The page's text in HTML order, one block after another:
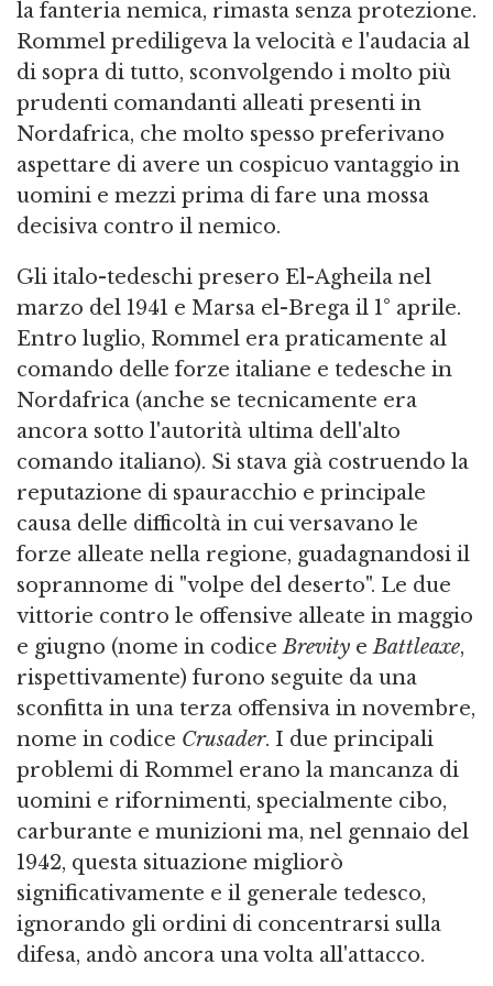
la fanteria nemica, rimasta senza protezione.
Rommel prediligeva la velocità e l'audacia al
di sopra di tutto, sconvolgendo i molto più
prudenti comandanti alleati presenti in
Nordafrica, che molto spesso preferivano
aspettare di avere un cospicuo vantaggio in
uomini e mezzi prima di fare una mossa
decisiva contro il nemico.
Gli italo-tedeschi presero El-Agheila nel
marzo del 1941 e Marsa el-Brega il 1° aprile.
Entro luglio, Rommel era praticamente al
comando delle forze italiane e tedesche in
Nordafrica (anche se tecnicamente era
ancora sotto l'autorità ultima dell'alto
comando italiano). Si stava già costruendo la
reputazione di spauracchio e principale
causa delle difficoltà in cui versavano le
forze alleate nella regione, guadagnandosi il
soprannome di "volpe del deserto". Le due
vittorie contro le offensive alleate in maggio
e giugno (nome in codiceBrevity eBattleaxe,
rispettivamente) furono seguite da una
sconfitta in una terza offensiva in novembre,
nome in codice Crusader. I due principali
problemi di Rommel erano la mancanza di
uomini e rifornimenti, specialmente cibo,
carburante e munizioni ma, nel gennaio del
1942, questa situazione migliorò
significativamente e il generale tedesco,
ignorando gli ordini di concentrarsi sulla
difesa, andò ancora una volta all'attacco.